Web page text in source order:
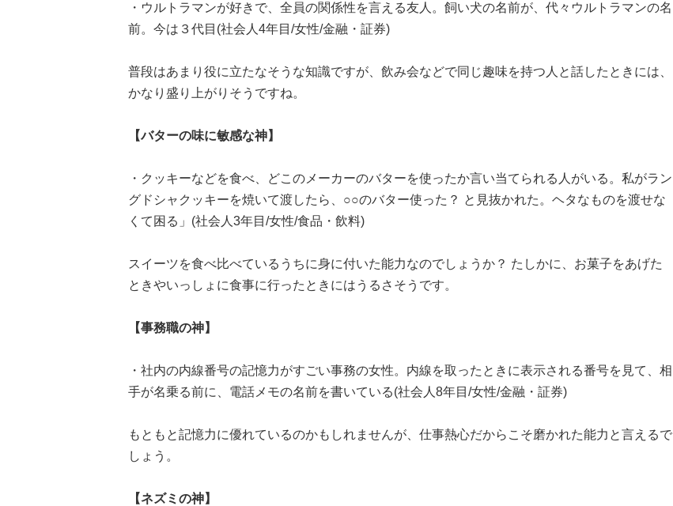
・ウルトラマンが好きで、全員の関係性を言える友人。飼い犬の名前が、代々ウルトラマンの名
前。今は３代目(社会人4年目/女性/金融・証券)
普段はあまり役に立たなそうな知識ですが、飲み会などで同じ趣味を持つ人と話したときには、
かなり盛り上がりそうですね。
【バターの味に敏感な神】
・クッキーなどを食べ、どこのメーカーのバターを使ったか言い当てられる人がいる。私がラン
グドシャクッキーを焼いて渡したら、○○のバター使った？ と見抜かれた。ヘタなものを渡せな
くて困る」(社会人3年目/女性/食品・飲料)
スイーツを食べ比べているうちに身に付いた能力なのでしょうか？ たしかに、お菓子をあげた
ときやいっしょに食事に行ったときにはうるさそうです。
【事務職の神】
・社内の内線番号の記憶力がすごい事務の女性。内線を取ったときに表示される番号を見て、相
手が名乗る前に、電話メモの名前を書いている(社会人8年目/女性/金融・証券)
もともと記憶力に優れているのかもしれませんが、仕事熱心だからこそ磨かれた能力と言えるで
しょう。
【ネズミの神】